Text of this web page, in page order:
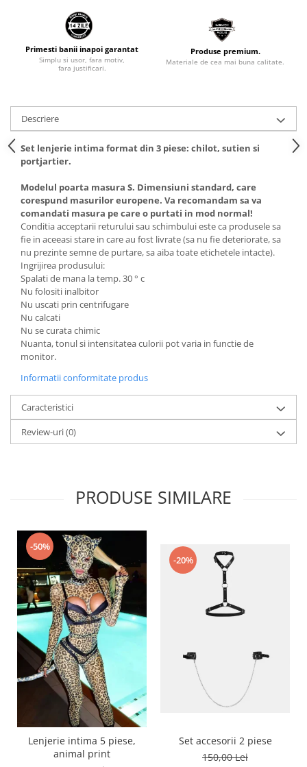
Primesti banii inapoi garantat
Simplu si usor, fara motiv,
fara justificari.
Produse premium.
Materiale de cea mai buna calitate.
Descriere
Set lenjerie intima format din 3 piese: chilot, sutien si
portjartier.
Modelul poarta masura S. Dimensiuni standard, care
corespund masurilor europene. Va recomandam sa va
comandati masura pe care o purtati in mod normal!
Conditia acceptarii returului sau schimbului este ca produsele sa
fie in aceeasi stare in care au fost livrate (sa nu fie deteriorate, sa
nu prezinte semne de purtare, sa aiba toate etichetele intacte).
Ingrijirea produsului:
Spalati de mana la temp. 30 ° c
Nu folositi inalbitor
Nu uscati prin centrifugare
Nu calcati
Nu se curata chimic
Nuanta, tonul si intensitatea culorii pot varia in functie de
monitor.
Informatii conformitate produs
Caracteristici
Review-uri(0)
PRODUSE SIMILARE
-50%
Lenjerie intima 5 piese,
animal print
-20%
Set accesorii 2 piese
150,00 Lei